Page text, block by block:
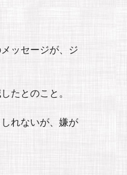
ッセージが、ジ
たとのこと。
れないが、嫌が